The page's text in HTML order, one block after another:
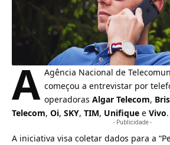
A Agência Nacional de
começou a entrevistar por
operadoras Algar Telecom,
Telecom, Oi, SKY, TIM, Unifique e Vivo.
- Publicidade -
A iniciativa visa coletar dados para a